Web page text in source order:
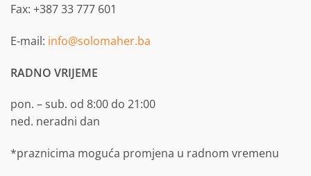
Fax: +387 33 777 601
E-mail: info@solomaher.ba
RADNO VRIJEME
pon. – sub. od 8:00 do 21:00
ned. neradni dan
*praznicima moguća promjena u radnom vremenu